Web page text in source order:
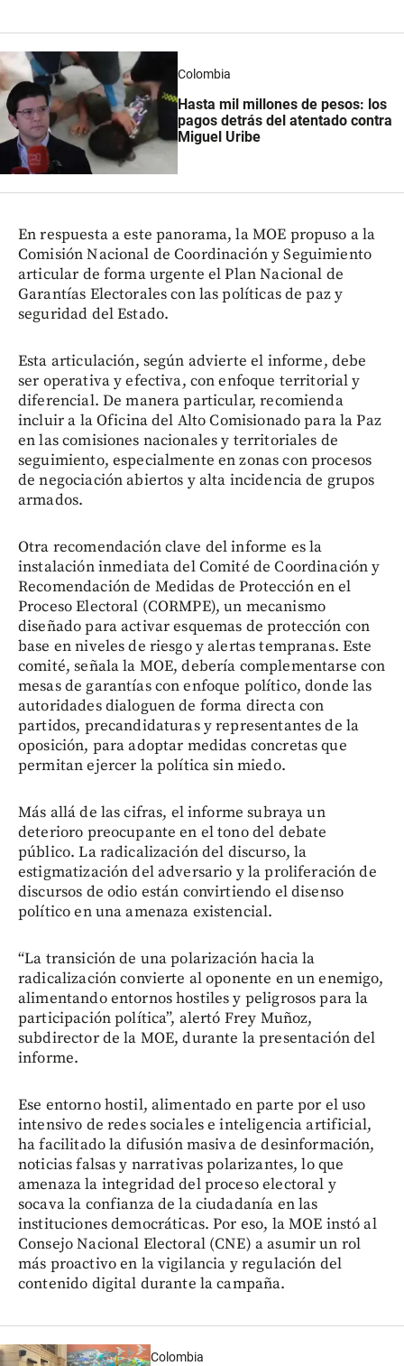
Colombia
Hasta mil millones de pesos: los
pagos detrás del atentado contra
Miguel Uribe
En respuesta a este panorama, la MOE propuso a la
Comisión Nacional de Coordinación y Seguimiento
articular de forma urgente el Plan Nacional de
Garantías Electorales con las políticas de paz y
seguridad del Estado.
Esta articulación, según advierte el informe, debe
ser operativa y efectiva, con enfoque territorial y
diferencial. De manera particular, recomienda
incluir a la Oficina del Alto Comisionado para la Paz
en las comisiones nacionales y territoriales de
seguimiento, especialmente en zonas con procesos
de negociación abiertos y alta incidencia de grupos
armados.
Otra recomendación clave del informe es la
instalación inmediata del Comité de Coordinación y
Recomendación de Medidas de Protección en el
Proceso Electoral (CORMPE), un mecanismo
diseñado para activar esquemas de protección con
base en niveles de riesgo y alertas tempranas. Este
comité, señala la MOE, debería complementarse con
mesas de garantías con enfoque político, donde las
autoridades dialoguen de forma directa con
partidos, precandidaturas y representantes de la
oposición, para adoptar medidas concretas que
permitan ejercer la política sin miedo.
Más allá de las cifras, el informe subraya un
deterioro preocupante en el tono del debate
público. La radicalización del discurso, la
estigmatización del adversario y la proliferación de
discursos de odio están convirtiendo el disenso
político en una amenaza existencial.
“La transición de una polarización hacia la
radicalización convierte al oponente en un enemigo,
alimentando entornos hostiles y peligrosos para la
participación política”, alertó Frey Muñoz,
subdirector de la MOE, durante la presentación del
informe.
Ese entorno hostil, alimentado en parte por el uso
intensivo de redes sociales e inteligencia artificial,
ha facilitado la difusión masiva de desinformación,
noticias falsas y narrativas polarizantes, lo que
amenaza la integridad del proceso electoral y
socava la confianza de la ciudadanía en las
instituciones democráticas. Por eso, la MOE instó al
Consejo Nacional Electoral (CNE) a asumir un rol
más proactivo en la vigilancia y regulación del
contenido digital durante la campaña.
Colombia